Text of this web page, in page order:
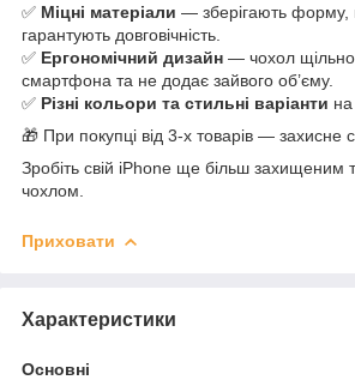
✅ Міцні матеріали — зберігають форму,
гарантують довговічність.
✅ Ергономічний дизайн — чохол
смартфона та не додає зайвого об’єму.
✅ Різні кольори та стильні варіанти на
🎁 При покупці від 3-х товарів — захисне
Зробіть свій iPhone ще більш захищеним
чохлом.
Приховати
Характеристики
Основні